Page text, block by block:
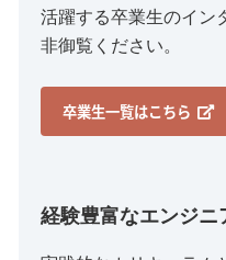
活躍する卒業生のイン
非御覧ください。
卒業生一覧はこちら
経験豊富なエンジニ